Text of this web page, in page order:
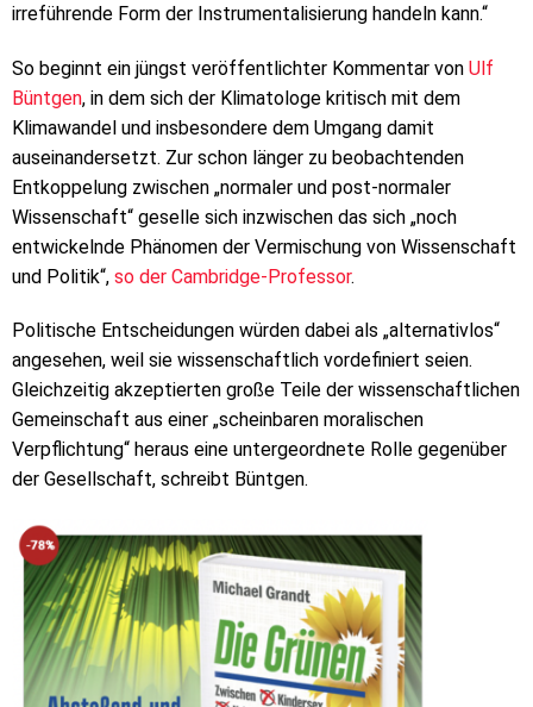
irreführende Form der Instrumentalisierung handeln kann.“
So beginnt ein jüngst veröffentlichter Kommentar von Ulf
Büntgen, in dem sich der Klimatologe kritisch mit dem
Klimawandel und insbesondere dem Umgang damit
auseinandersetzt. Zur schon länger zu beobachtenden
Entkoppelung zwischen „normaler und post-normaler
Wissenschaft“ geselle sich inzwischen das sich „noch
entwickelnde Phänomen der Vermischung von Wissenschaft
und Politik“, so der Cambridge-Professor.
Politische Entscheidungen würden dabei als „alternativlos“
angesehen, weil sie wissenschaftlich vordefiniert seien.
Gleichzeitig akzeptierten große Teile der wissenschaftlichen
Gemeinschaft aus einer „scheinbaren moralischen
Verpflichtung“ heraus eine untergeordnete Rolle gegenüber
der Gesellschaft, schreibt Büntgen.